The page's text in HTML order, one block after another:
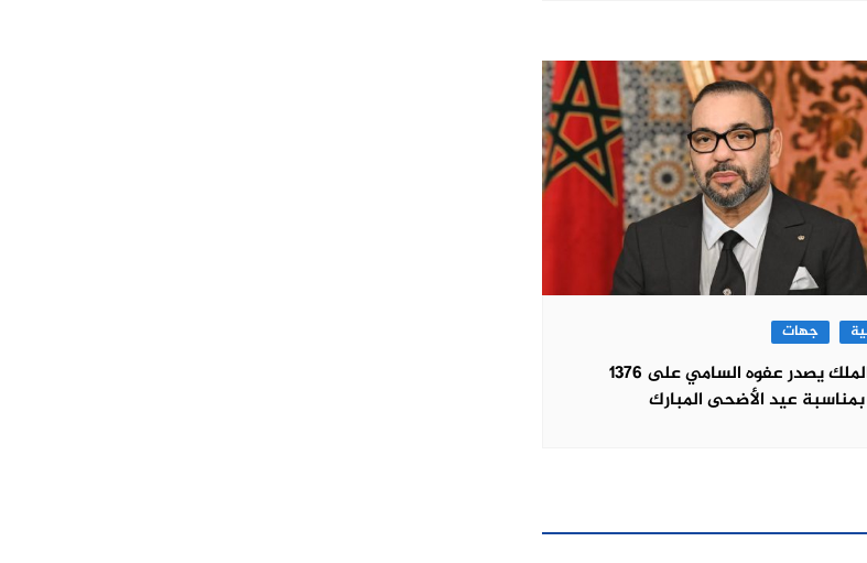
جهات
جلالة الملك يصدر عفوه السامي على 1376
عيد الأضحى المبارك